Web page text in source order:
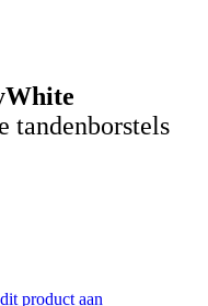
tandenborstels
product aan